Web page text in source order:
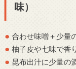
味）
合わせ味噌＋少量
柚子皮や七味で香
昆布出汁に少量の